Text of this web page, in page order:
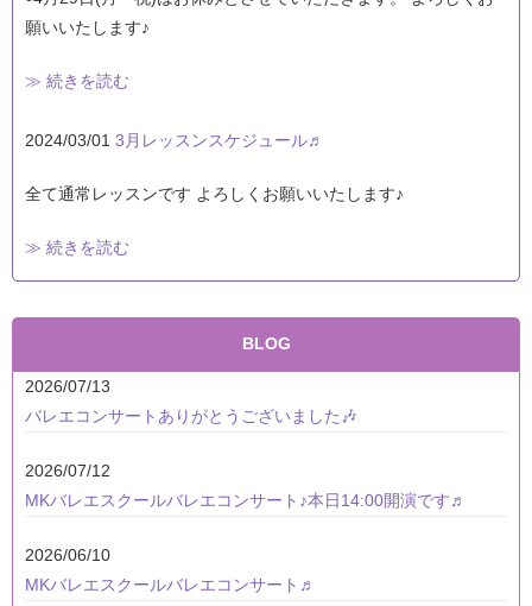
願いいたします♪
≫ 続きを読む
2024/03/01 3月レッスンスケジュール♬
全て通常レッスンです よろしくお願いいたします♪
≫ 続きを読む
BLOG
2026/07/13
バレエコンサートありがとうございました🎶
2026/07/12
MKバレエスクールバレエコンサート♪本日14:00開演です♬
2026/06/10
MKバレエスクールバレエコンサート♬